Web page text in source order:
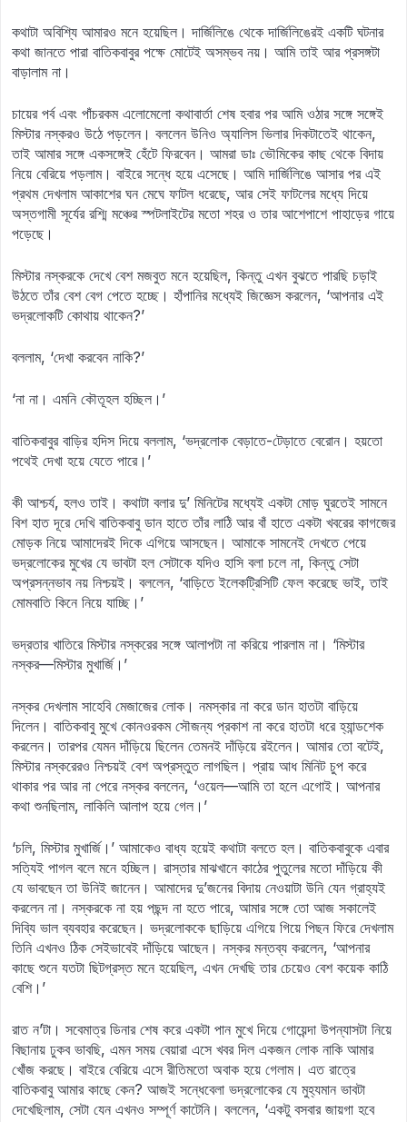
কথাটা অবিশ্যি আমারও মনে হয়েছিল। দার্জিলিঙে থেকে দার্জিলিঙেরই একটি ঘটনার
কথা জানতে পারা বাতিকবাবুর পক্ষে মোটেই অসম্ভব নয়। আমি তাই আর প্রসঙ্গটা
বাড়ালাম না।
চায়ের পর্ব এবং পাঁচরকম এলোমেলো কথাবার্তা শেষ হবার পর আমি ওঠার সঙ্গে সঙ্গেই
মিস্টার নস্করও উঠে পড়লেন। বললেন উনিও অ্যালিস ভিলার দিকটাতেই থাকেন,
তাই আমার সঙ্গে একসঙ্গেই হেঁটে ফিরবেন। আমরা ডাঃ ভৌমিকের কাছ থেকে বিদায়
নিয়ে বেরিয়ে পড়লাম। বাইরে সন্ধে হয়ে এসেছে। আমি দার্জিলিঙে আসার পর এই
প্রথম দেখলাম আকাশের ঘন মেঘে ফাটল ধরেছে, আর সেই ফাটলের মধ্যে দিয়ে
অস্তগামী সূর্যের রশ্মি মঞ্চের স্পটলাইটের মতো শহর ও তার আশেপাশে পাহাড়ের গায়ে
পড়েছে।
মিস্টার নস্করকে দেখে বেশ মজবুত মনে হয়েছিল, কিন্তু এখন বুঝতে পারছি চড়াই
উঠতে তাঁর বেশ বেগ পেতে হচ্ছে। হাঁপানির মধ্যেই জিজ্ঞেস করলেন, ‘আপনার এই
ভদ্রলোকটি কোথায় থাকেন?’
বললাম, ‘দেখা করবেন নাকি?’
‘না না। এমনি কৌতূহল হচ্ছিল।’
বাতিকবাবুর বাড়ির হদিস দিয়ে বললাম, ‘ভদ্রলোক বেড়াতে-টেড়াতে বেরোন। হয়তো
পথেই দেখা হয়ে যেতে পারে।’
কী আশ্চর্য, হলও তাই। কথাটা বলার দু’ মিনিটের মধ্যেই একটা মোড় ঘুরতেই সামনে
বিশ হাত দূরে দেখি বাতিকবাবু ডান হাতে তাঁর লাঠি আর বাঁ হাতে একটা খবরের কাগজের
মোড়ক নিয়ে আমাদেরই দিকে এগিয়ে আসছেন। আমাকে সামনেই দেখতে পেয়ে
ভদ্রলোকের মুখের যে ভাবটা হল সেটাকে যদিও হাসি বলা চলে না, কিন্তু সেটা
অপ্রসন্নভাব নয় নিশ্চয়ই। বললেন, ‘বাড়িতে ইলেকট্রিসিটি ফেল করেছে ভাই, তাই
মোমবাতি কিনে নিয়ে যাচ্ছি।’
ভদ্রতার খাতিরে মিস্টার নস্করের সঙ্গে আলাপটা না করিয়ে পারলাম না। ‘মিস্টার
নস্কর—মিস্টার মুখার্জি।’
নস্কর দেখলাম সাহেবি মেজাজের লোক। নমস্কার না করে ডান হাতটা বাড়িয়ে
দিলেন। বাতিকবাবু মুখে কোনওরকম সৌজন্য প্রকাশ না করে হাতটা ধরে হ্যান্ডশেক
করলেন। তারপর যেমন দাঁড়িয়ে ছিলেন তেমনই দাঁড়িয়ে রইলেন। আমার তো বটেই,
মিস্টার নস্করেরও নিশ্চয়ই বেশ অপ্রস্তুত লাগছিল। প্রায় আধ মিনিট চুপ করে
থাকার পর আর না পেরে নস্কর বললেন, ‘ওয়েল—আমি তা হলে এগোই। আপনার
কথা শুনছিলাম, লাকিলি আলাপ হয়ে গেল।’
‘চলি, মিস্টার মুখার্জি।’ আমাকেও বাধ্য হয়েই কথাটা বলতে হল। বাতিকবাবুকে এবার
সত্যিই পাগল বলে মনে হচ্ছিল। রাস্তার মাঝখানে কাঠের পুতুলের মতো দাঁড়িয়ে কী
যে ভাবছেন তা উনিই জানেন। আমাদের দু’জনের বিদায় নেওয়াটা উনি যেন গ্রাহ্যই
করলেন না। নস্করকে না হয় পছন্দ না হতে পারে, আমার সঙ্গে তো আজ সকালেই
দিব্যি ভাল ব্যবহার করেছেন। ভদ্রলোককে ছাড়িয়ে এগিয়ে গিয়ে পিছন ফিরে দেখলাম
তিনি এখনও ঠিক সেইভাবেই দাঁড়িয়ে আছেন। নস্কর মন্তব্য করলেন, ‘আপনার
কাছে শুনে যতটা ছিটগ্রস্ত মনে হয়েছিল, এখন দেখছি তার চেয়েও বেশ কয়েক কাঠি
বেশি।’
রাত ন’টা। সবেমাত্র ডিনার শেষ করে একটা পান মুখে দিয়ে গোয়েন্দা উপন্যাসটা নিয়ে
বিছানায় ঢুকব ভাবছি, এমন সময় বেয়ারা এসে খবর দিল একজন লোক নাকি আমার
খোঁজ করছে। বাইরে বেরিয়ে এসে রীতিমতো অবাক হয়ে গেলাম। এত রাত্রে
বাতিকবাবু আমার কাছে কেন? আজই সন্ধেবেলা ভদ্রলোকের যে মুহ্যমান ভাবটা
দেখেছিলাম, সেটা যেন এখনও সম্পূর্ণ কাটেনি। বললেন, ‘একটু বসবার জায়গা হবে